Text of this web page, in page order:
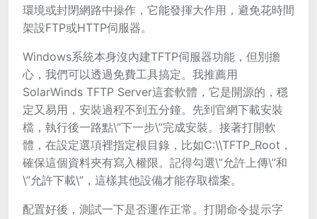
環境或封閉網路中操作，它能發揮大作用，避免花時間
架設FTP或HTTP伺服器。
Windows系統本身沒內建TFTP伺服器功能，但別擔
心，我們可以透過免費工具搞定。我推薦用
SolarWinds TFTP Server這套軟體，它是開源的，穩
定又易用，安裝過程不到五分鐘。先到官網下載安裝
檔，執行後一路點\”下一步\”完成安裝。接著打開軟
體，在設定選項裡指定根目錄，比如C:\\TFTP_Root，
確保這個資料夾有寫入權限。記得勾選\”允許上傳\”和
\”允許下載\”，這樣其他設備才能存取檔案。
配置好後，測試一下是否運作正常。打開命令提示字